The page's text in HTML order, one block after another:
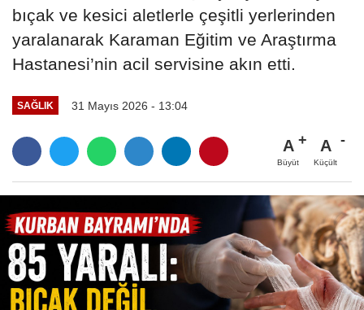
bıçak ve kesici aletlerle çeşitli yerlerinden
yaralanarak Karaman Eğitim ve Araştırma
Hastanesi’nin acil servisine akın etti.
SAĞLIK 31 Mayıs 2026 - 13:04
A
Büyüt
A
Küçült